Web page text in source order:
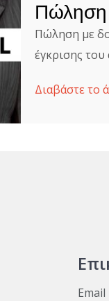
Πώληση
Πώληση με
έγκρισης του
Διαβάστε το
Email